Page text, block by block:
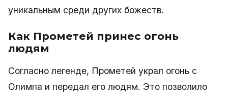
уникальным среди других божеств.
Как Прометей принес огонь
людям
Согласно легенде, Прометей украл огонь с
Олимпа и передал его людям. Это позволило